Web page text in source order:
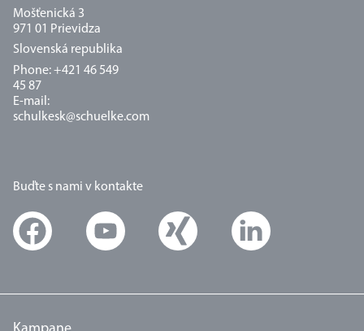
Mošťenická 3
971 01 Prievidza
Slovenská republika
Phone: +421 46 549
45 87
E-mail:
schulkesk@schuelke.com
Buďte s nami v kontakte